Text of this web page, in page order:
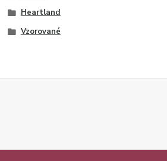
Heartland
Vzorované